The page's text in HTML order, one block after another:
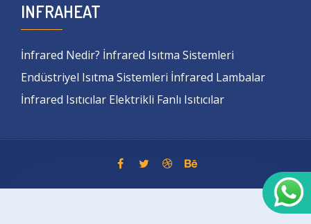
INFRAHEAT
İnfrared Nedir? İnfrared Isıtma Sistemleri
Endüstriyel Isıtma Sistemleri İnfrared Lambalar
İnfrared Isıtıcılar Elektrikli Fanlı Isıtıcılar